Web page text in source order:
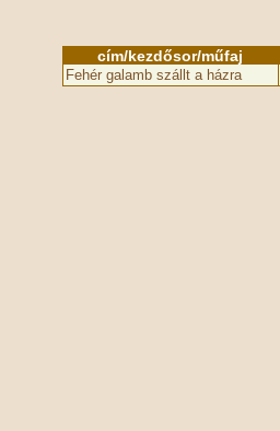
cím/kezdősor/műfaj
Fehér galamb szállt a házra